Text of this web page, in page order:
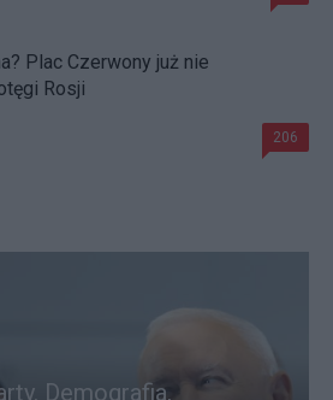
Plac Czerwony już nie
Rosji
206
Demografia,